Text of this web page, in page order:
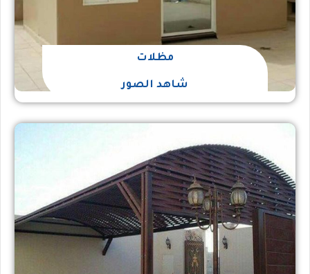
مظلات
شاهد الصور